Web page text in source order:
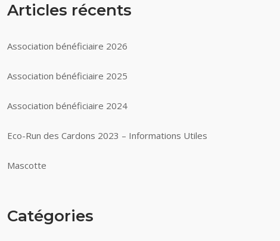
Articles récents
Association bénéficiaire 2026
Association bénéficiaire 2025
Association bénéficiaire 2024
Eco-Run des Cardons 2023 – Informations Utiles
Mascotte
Catégories